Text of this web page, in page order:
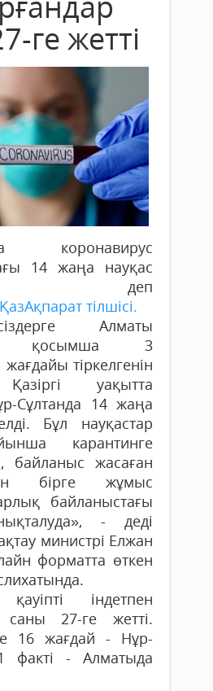
ге жетті
коронавирус
14 жаңа науқас
деп
ҚазАқпарат тілшісі.
Алматы
қосымша 3
тіркелгенін
Қазіргі уақытта
Сұлтанда 14 жаңа
Бұл науқастар
карантинге
байланыс жасаған
бірге жұмыс
байланыстағы
- деді
министрі Елжан
форматта өткен
індетпен
саны 27-ге жетті.
16 жағдай - Нұр-
факті - Алматыда